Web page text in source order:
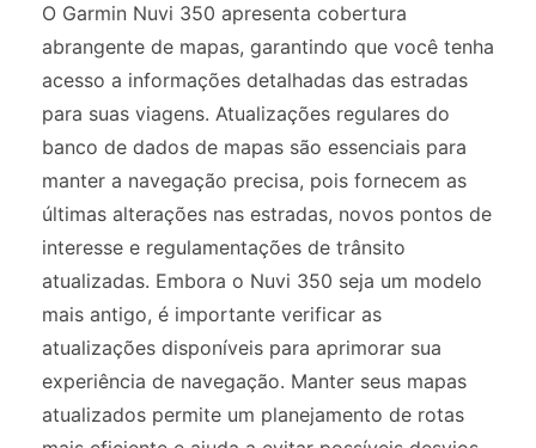
O Garmin Nuvi 350 apresenta cobertura
abrangente de mapas, garantindo que você tenha
acesso a informações detalhadas das estradas
para suas viagens. Atualizações regulares do
banco de dados de mapas são essenciais para
manter a navegação precisa, pois fornecem as
últimas alterações nas estradas, novos pontos de
interesse e regulamentações de trânsito
atualizadas. Embora o Nuvi 350 seja um modelo
mais antigo, é importante verificar as
atualizações disponíveis para aprimorar sua
experiência de navegação. Manter seus mapas
atualizados permite um planejamento de rotas